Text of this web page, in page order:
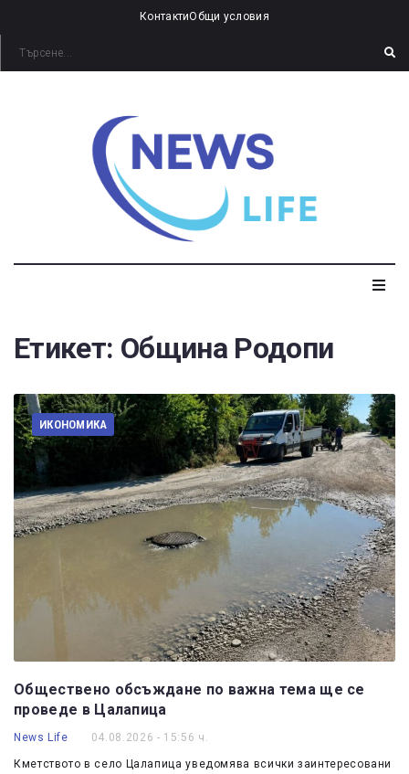
КонтактиОбщи условия
Етикет: Община Родопи
ИКОНОМИКА
Обществено обсъждане по важна тема ще се
проведе в Цалапица
News Life 04.08.2026 - 15:56 ч.
Кметството в село Цалапица уведомява всички заинтересовани